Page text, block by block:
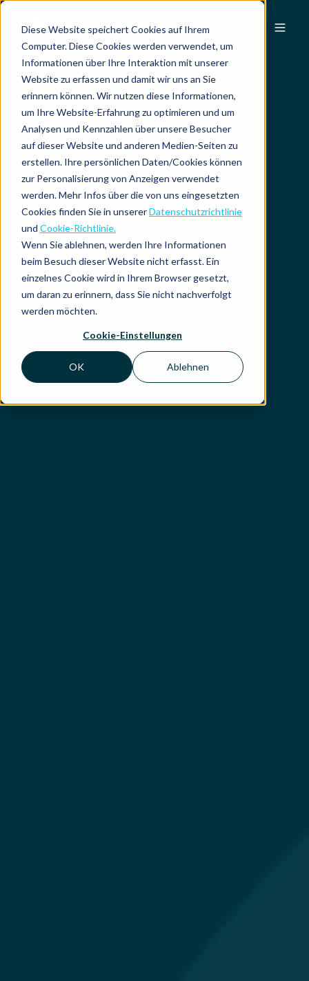
Diese Website speichert Cookies auf Ihrem
Computer. Diese Cookies werden verwendet, um
Informationen über Ihre Interaktion mit unserer
Website zu erfassen und damit wir uns an Sie
erinnern können. Wir nutzen diese Informationen,
um Ihre Website-Erfahrung zu optimieren und um
Analysen und Kennzahlen über unsere Besucher
auf dieser Website und anderen Medien-Seiten zu
erstellen. Ihre persönlichen Daten/Cookies können
zur Personalisierung von Anzeigen verwendet
werden. Mehr Infos über die von uns eingesetzten
Cookies finden Sie in unsererDatenschutzrichtlinie
und Cookie-Richtlinie.
Wenn Sie ablehnen, werden Ihre Informationen
beim Besuch dieser Website nicht erfasst. Ein
einzelnes Cookie wird in Ihrem Browser gesetzt,
um daran zu erinnern, dass Sie nicht nachverfolgt
werden möchten.
Cookie-Einstellungen
OK Ablehnen